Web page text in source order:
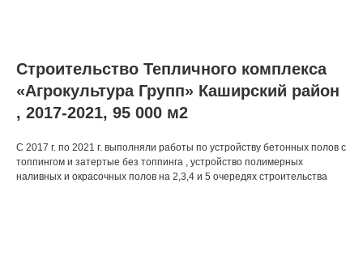
Строительство Тепличного комплекса
«Агрокультура Групп» Каширский район
, 2017-2021, 95 000 м2
С 2017 г. по 2021 г. выполняли работы по устройству бетонных полов с
топпингом и затертые без топпинга , устройство полимерных
наливных и окрасочных полов на 2,3,4 и 5 очередях строительства